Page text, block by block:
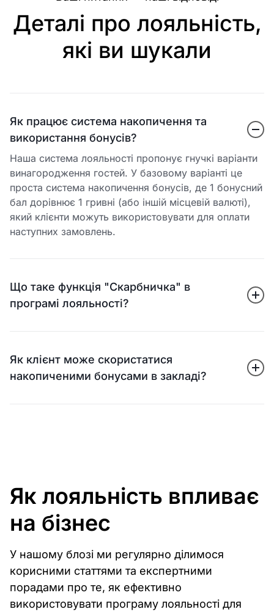
Деталі про лояльність,
які ви шукали
Як працює система накопичення та
використання бонусів?
Наша система лояльності пропонує гнучкі варіанти
винагородження гостей. У базовому варіанті це
проста система накопичення бонусів, де 1 бонусний
бал дорівнює 1 гривні (або іншій місцевій валюті),
який клієнти можуть використовувати для оплати
наступних замовлень.
Що таке функція "Скарбничка" в
програмі лояльності?
Як клієнт може скористатися
накопиченими бонусами в закладі?
Як лояльність впливає
на бізнес
У нашому блозі ми регулярно ділимося
корисними статтями та експертними
порадами про те, як ефективно
використовувати програму лояльності для